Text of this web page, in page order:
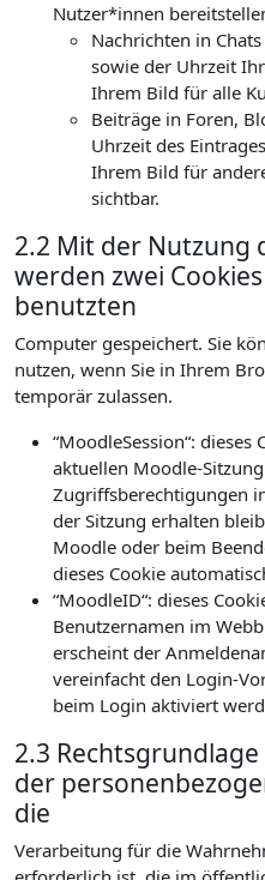
Nutzer*innen
Nachrichten in
sowie der Uhrzeit
Ihrem Bild für alle
Beiträge in Foren,
Uhrzeit des
Ihrem Bild für
sichtbar.
2.2 Mit der Nutzung
werden zwei
benutzten
Computer gespeichert. Sie
nutzen, wenn Sie in Ihrem
temporär zulassen.
“MoodleSession“:
aktuellen Moodle-
Zugriffsberechtigungen
der Sitzung erhalten
Moodle oder beim
dieses Cookie
“MoodleID“: dieses
Benutzernamen im
erscheint der
vereinfacht den Login-
beim Login aktiviert
2.3
der
die
Verarbeitung für die